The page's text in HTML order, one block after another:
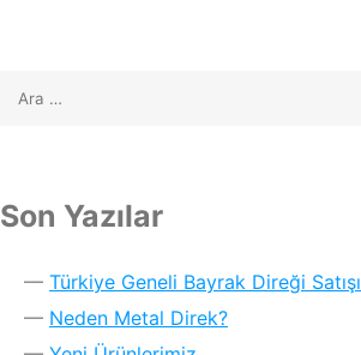
Son Yazılar
Türkiye Geneli Bayrak Direği Satışı
Neden Metal Direk?